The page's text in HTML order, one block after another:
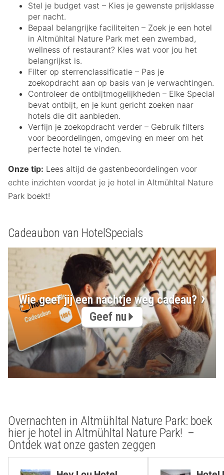
Stel je budget vast – Kies je gewenste prijsklasse
per nacht.
Bepaal belangrijke faciliteiten – Zoek je een hotel
in Altmühltal Nature Park met een zwembad,
wellness of restaurant? Kies wat voor jou het
belangrijkst is.
Filter op sterrenclassificatie – Pas je
zoekopdracht aan op basis van je verwachtingen.
Controleer de ontbijtmogelijkheden – Elke Special
bevat ontbijt, en je kunt gericht zoeken naar
hotels die dit aanbieden.
Verfijn je zoekopdracht verder – Gebruik filters
voor beoordelingen, omgeving en meer om het
perfecte hotel te vinden.
Onze tip: Lees altijd de gastenbeoordelingen voor
echte inzichten voordat je je hotel in Altmühltal Nature
Park boekt!
Cadeaubon van HotelSpecials
Wie geef jij een nachtje weg cadeau?
Geef nu
Overnachten in Altmühltal Nature Park: boek
hier je hotel in Altmühltal Nature Park! –
Ontdek wat onze gasten zeggen